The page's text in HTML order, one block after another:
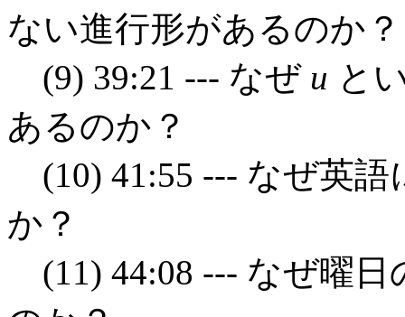
ない進行形があるのか？
(9) 39:21 --- なぜ u と
あるのか？
(10) 41:55 --- なぜ英語
か？
(11) 44:08 --- なぜ曜